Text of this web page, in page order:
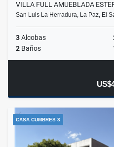
VILLA FULL AMUEBLADA
San Luis La Herradura, La Paz, El
3Alcobas
2 Baños
CASA CUMBRES 3